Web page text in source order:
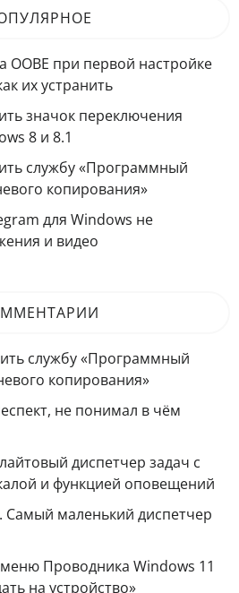
OOBE при первой настройке
их устранить
значок переключения
8 и 8.1
службу «Программный
копирования»
для Windows не
и видео
службу «Программный
копирования»
не понимал в чём
диспетчер задач с
и функцией оповещений
Самый маленький диспетчер
Проводника Windows 11
на устройство»